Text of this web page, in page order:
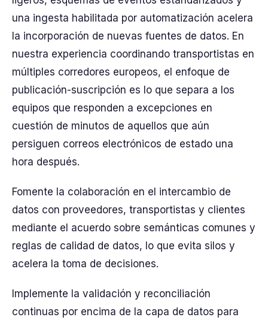
una ingesta habilitada por automatización acelera
la incorporación de nuevas fuentes de datos. En
nuestra experiencia coordinando transportistas en
múltiples corredores europeos, el enfoque de
publicación-suscripción es lo que separa a los
equipos que responden a excepciones en
cuestión de minutos de aquellos que aún
persiguen correos electrónicos de estado una
hora después.
Fomente la colaboración en el intercambio de
datos con proveedores, transportistas y clientes
mediante el acuerdo sobre semánticas comunes y
reglas de calidad de datos, lo que evita silos y
acelera la toma de decisiones.
Implemente la validación y reconciliación
continuas por encima de la capa de datos para